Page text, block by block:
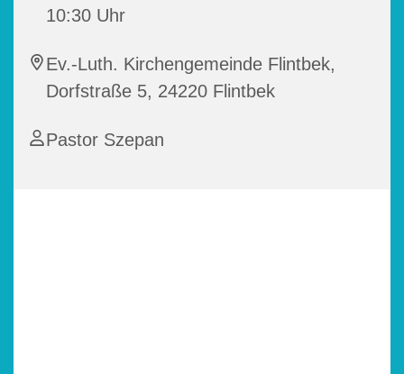
10:30 Uhr
Ev.-Luth. Kirchengemeinde Flintbek,
Dorfstraße 5, 24220 Flintbek
Pastor Szepan